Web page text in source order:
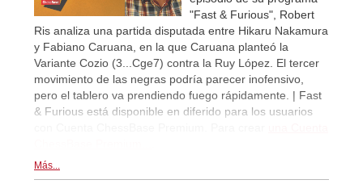
"Fast & Furious", Robert
Ris analiza una partida disputada entre Hikaru Nakamura
y Fabiano Caruana, en la que Caruana planteó la
Variante Cozio (3...Cge7) contra la Ruy López. El tercer
movimiento de las negras podría parecer inofensivo,
pero el tablero va prendiendo fuego rápidamente. | Fast
& Furious está disponible en diferido para los usuarios
Más...